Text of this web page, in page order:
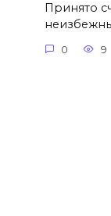
Принято
0 9